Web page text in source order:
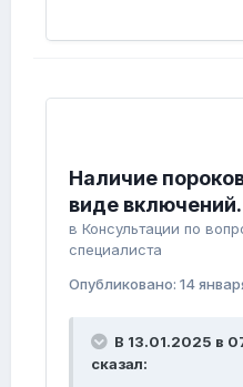
Наличие
виде включений.
в Консультации по
специалиста
Опубликовано: 14
В 13.01.2025 в
сказал: